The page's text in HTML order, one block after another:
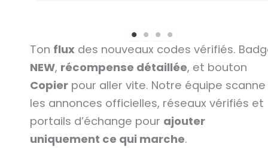
Ton flux des nouveaux codes vérifiés.
NEW, récompense détaillée, et bouton
Copier pour aller vite. Notre équipe scanne
les annonces officielles, réseaux vérifiés et
portails d’échange pour ajouter
uniquement ce qui marche.